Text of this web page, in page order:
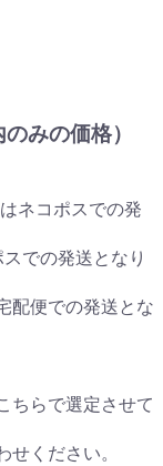
みの価格）
ネコポスでの発
での発送となり
配便での発送とな
ちらで選定させて
ください。